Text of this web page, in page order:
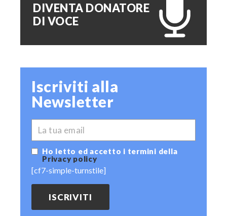
DIVENTA DONATORE
DI VOCE
Iscriviti alla
Newsletter
EMAIL
Ho letto ed accetto i termini della
Privacy policy
[cf7-simple-turnstile]